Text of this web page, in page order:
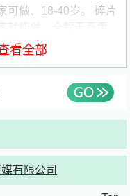
可做、18-40岁。 碎片
为想利用碎片时间增加
金、无保证金、无培训
入，不用花自己一分
任何带货经验，也不需
空闲时间即可操作，完
看全部
有限公司